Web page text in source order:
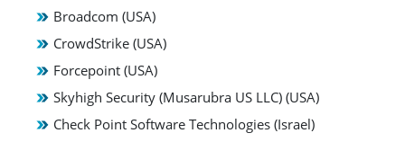
Broadcom (USA)
CrowdStrike (USA)
Forcepoint (USA)
Skyhigh Security (Musarubra US LLC) (USA)
Check Point Software Technologies (Israel)